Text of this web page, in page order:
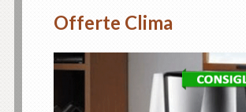
Offerte Clima